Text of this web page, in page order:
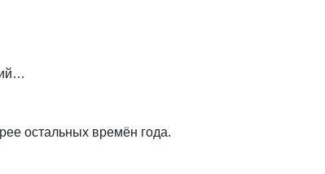
остальных времён года.